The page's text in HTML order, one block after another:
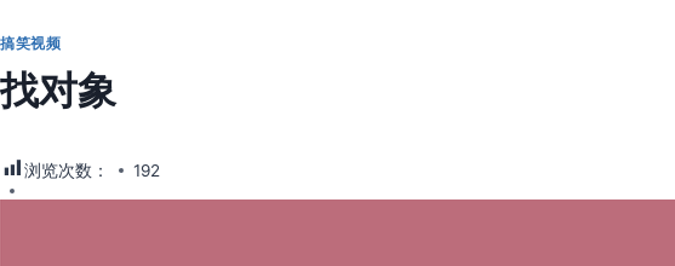
搞笑视频
找对象
浏览次数： 192